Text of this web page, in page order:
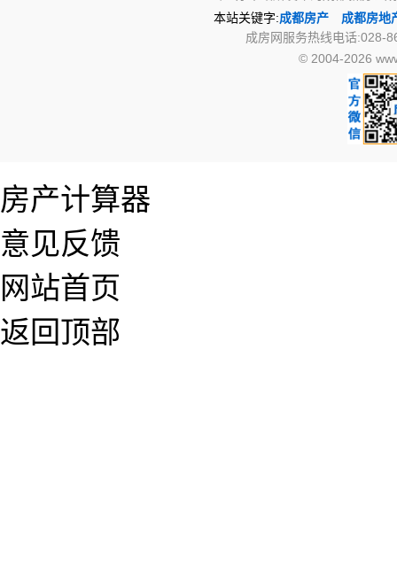
本站关键字:成都房产
成都房地
成房网服务热线电话:028-
© 2004-2026
房产计算器
意见反馈
网站首页
返回顶部